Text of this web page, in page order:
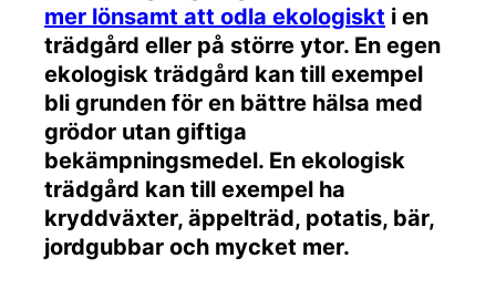
mer lönsamt att odla ekologiskt i en
trädgård eller på större ytor. En egen
ekologisk trädgård kan till exempel
bli grunden för en bättre hälsa med
grödor utan giftiga
bekämpningsmedel. En ekologisk
trädgård kan till exempel ha
kryddväxter, äppelträd, potatis, bär,
jordgubbar och mycket mer.